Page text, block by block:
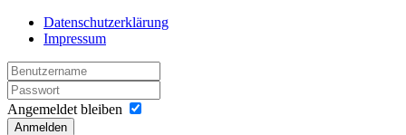
Datenschutzerklärung
Impressum
Angemeldet bleiben
Anmelden